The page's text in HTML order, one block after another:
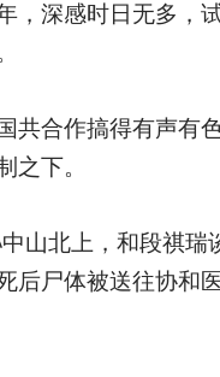
，深感时日无多，
共合作搞得有声有
之下。
山北上，和段祺瑞
后尸体被送往协和